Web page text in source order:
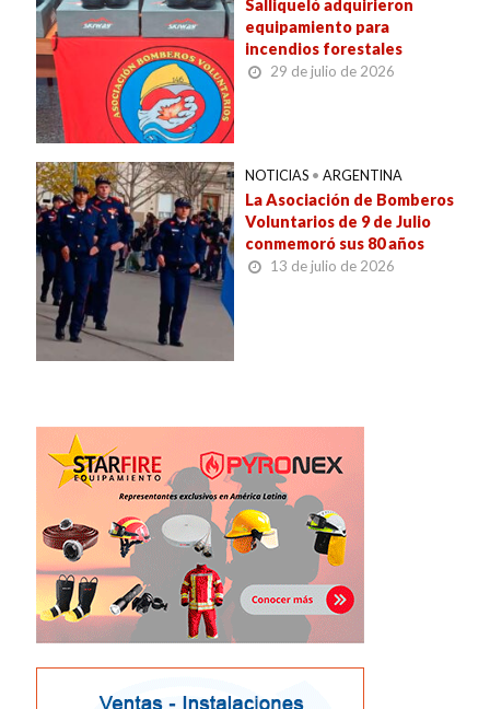
Salliqueló adquirieron
equipamiento para
incendios forestales
29 de julio de 2026
NOTICIAS • ARGENTINA
La Asociación de Bomberos
Voluntarios de 9 de Julio
conmemoró sus 80 años
13 de julio de 2026